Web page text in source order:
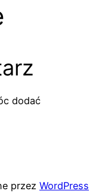
dodać
przez WordPress